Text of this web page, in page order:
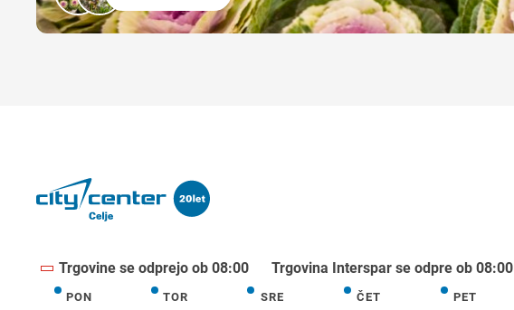
Trgovine se odprejo ob 08:00 Trgovina Interspar se odpre ob 08:00
PONponedeljek TORtorek SREsreda ČETčetrtek PETpetek